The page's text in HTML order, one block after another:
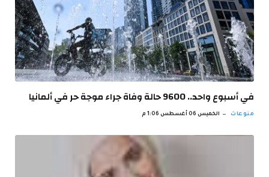
في أسبوع واحد.. 9600 حالة وفاة جراء موجة حر في ألمانيا
منوعات الخميس 06 أغسطس 1:06 م